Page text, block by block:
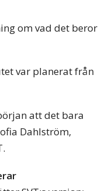
om vad det beror
var planerat från
att det bara
Dahlström,